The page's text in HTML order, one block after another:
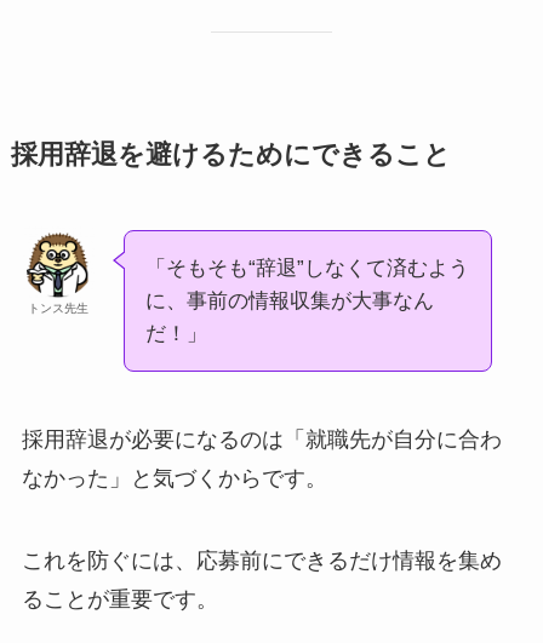
採用辞退を避けるためにできること
トンス先生
「そもそも“辞退”しなくて済むよう
に、事前の情報収集が大事なん
だ！」
採用辞退が必要になるのは「就職先が自分に合わ
なかった」と気づくからです。
これを防ぐには、応募前にできるだけ情報を集め
ることが重要です。